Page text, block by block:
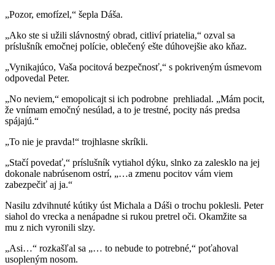
„Pozor, emofízel,“ šepla Dáša.
„Ako ste si užili slávnostný obrad, citliví priatelia,“ ozval sa
príslušník emočnej polície, oblečený ešte dúhovejšie ako kňaz.
„Vynikajúco, Vaša pocitová bezpečnosť,“ s pokriveným úsmevom
odpovedal Peter.
„No neviem,“ emopolicajt si ich podrobne prehliadal. „Mám pocit,
že vnímam emočný nesúlad, a to je trestné, pocity nás predsa
spájajú.“
„To nie je pravda!“ trojhlasne skríkli.
„Stačí povedať,“ príslušník vytiahol dýku, slnko za zalesklo na jej
dokonale nabrúsenom ostrí, „…a zmenu pocitov vám viem
zabezpečiť aj ja.“
Nasilu zdvihnuté kútiky úst Michala a Dáši o trochu poklesli. Peter
siahol do vrecka a nenápadne si rukou pretrel oči. Okamžite sa
mu z nich vyronili slzy.
„Asi…“ rozkašľal sa „… to nebude to potrebné,“ poťahoval
usopleným nosom.